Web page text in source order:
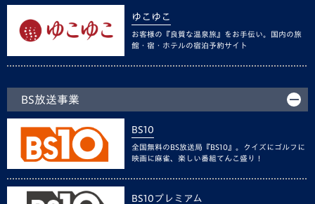
ゆこゆこ
お客様の『良質な温泉旅』をお手伝い。国内の旅
館・宿・ホテルの宿泊予約サイト
BS放送事業
BS10
全国無料のBS放送局『BS10』。クイズにゴルフに
映画に麻雀、楽しい番組てんこ盛り！
BS10プレミアム